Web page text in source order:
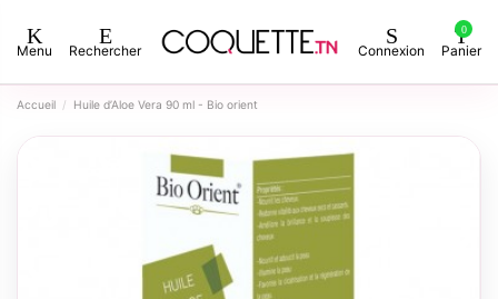
Menu Rechercher Connexion
0
Panier
Accueil Huile d’Aloe Vera 90 ml - Bio orient